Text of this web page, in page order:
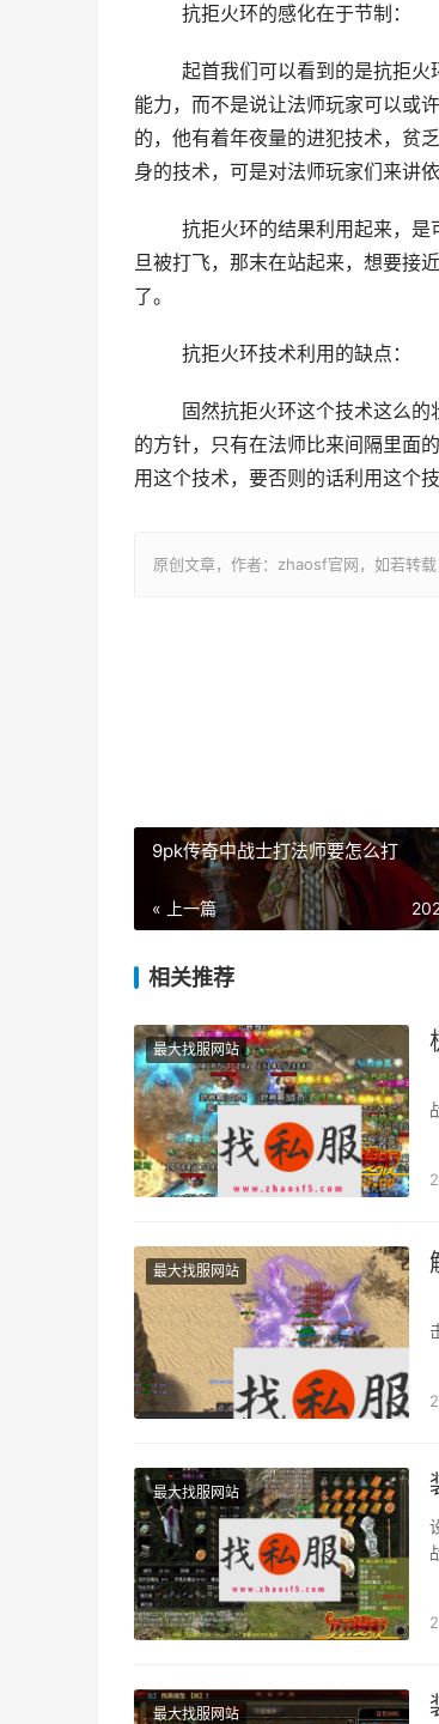
	抗拒火环的感化在于节制：
能力，而不是说让法师玩家可以或
的，他有着年夜量的进犯技术，贫
身的技术，可是对法师玩家们来讲
旦被打飞，那末在站起来，想要接
了。
	抗拒火环技术利用的缺点：
的方针，只有在法师比来间隔里面
用这个技术，要否则的话利用这个
原创文章，作者：zhaosf官网，如若
9pk传奇中战士打法师要怎么打
« 上一篇
相关推荐
最大找服网站
最大找服网站
最大找服网站
最大找服网站